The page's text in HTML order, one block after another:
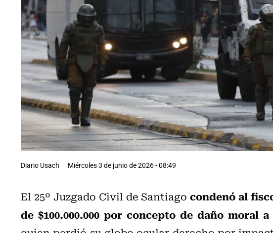
Diario Usach Miércoles 3 de junio de 2026 - 08:49
El 25º Juzgado Civil de Santiagocondenó al
de $100.000.000 por concepto de daño moral